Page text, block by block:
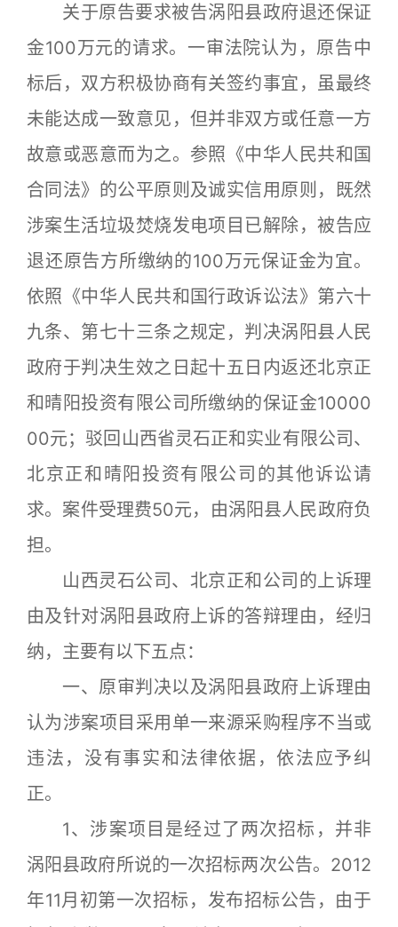
关于原告要求被告涡阳县政府退还保证
金100万元的请求。一审法院认为，原告中
标后，双方积极协商有关签约事宜，虽最终
未能达成一致意见，但并非双方或任意一方
故意或恶意而为之。参照《中华人民共和国
合同法》的公平原则及诚实信用原则，既然
涉案生活垃圾焚烧发电项目已解除，被告应
退还原告方所缴纳的100万元保证金为宜。
依照《中华人民共和国行政诉讼法》第六十
九条、第七十三条之规定，判决涡阳县人民
政府于判决生效之日起十五日内返还北京正
和晴阳投资有限公司所缴纳的保证金10000
00元；驳回山西省灵石正和实业有限公司、
北京正和晴阳投资有限公司的其他诉讼请
求。案件受理费50元，由涡阳县人民政府负
担。
山西灵石公司、北京正和公司的上诉理
由及针对涡阳县政府上诉的答辩理由，经归
纳，主要有以下五点：
一、原审判决以及涡阳县政府上诉理由
认为涉案项目采用单一来源采购程序不当或
违法，没有事实和法律依据，依法应予纠
正。
1、涉案项目是经过了两次招标，并非
涡阳县政府所说的一次招标两次公告。2012
年11月初第一次招标，发布招标公告，由于